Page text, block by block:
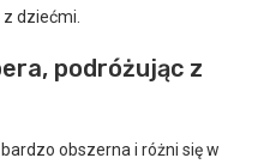
dziećmi.
podróżując z
obszerna i różni się w